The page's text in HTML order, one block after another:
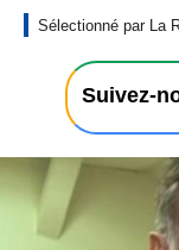
La
Suivez-